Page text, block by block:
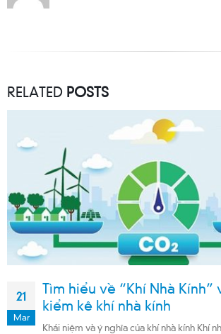
RELATED POSTS
21
Mar
Tìm hiểu về “Khí Nhà Kính”
kiểm kê khí nhà kính
Khái niệm và ý nghĩa của khí nhà kính Khí